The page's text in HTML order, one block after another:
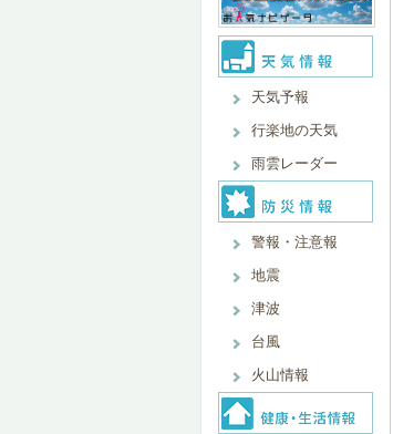
天気予報
行楽地の天気
雨雲レーダー
警報・注意報
地震
津波
台風
火山情報